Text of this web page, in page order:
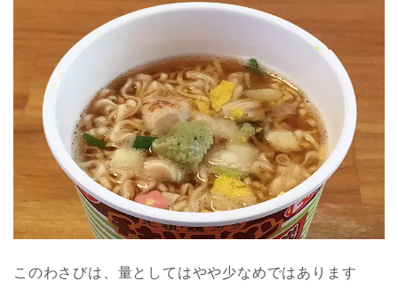
このわさびは、量としてはやや少なめではあります